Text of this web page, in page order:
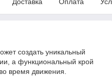
создать уникальный
а функциональный крой
время движения.